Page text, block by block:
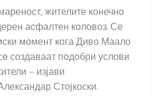
жителите конечно
асфалтен коловоз. Се
момент кога Диво Маало
создаваат подобри услови
– изјави
Стојкоски.